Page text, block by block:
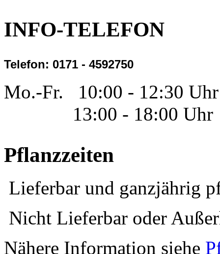
INFO-TELEFON
Telefon: 0171 - 4592750
Mo.-Fr. 10:00 - 12:30 Uhr
13:00 - 18:00 Uhr
Pflanzzeiten
Lieferbar und ganzjährig
Nicht Lieferbar oder
Nähere Information siehe